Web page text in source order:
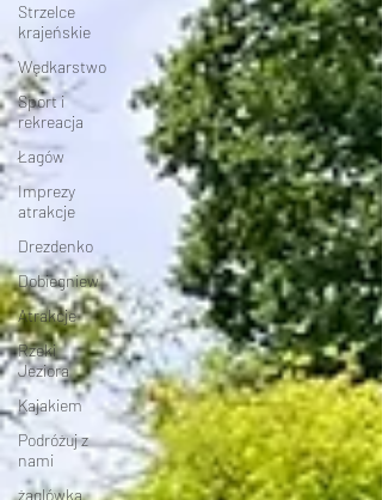
Strzelce
krajeńskie
Wędkarstwo
Sport i
rekreacja
Łagów
Imprezy
atrakcje
Drezdenko
Dobiegniew
Atrakcje
Rzeki
Jeziora
Kajakiem
Podróżuj z
nami
żaglówką